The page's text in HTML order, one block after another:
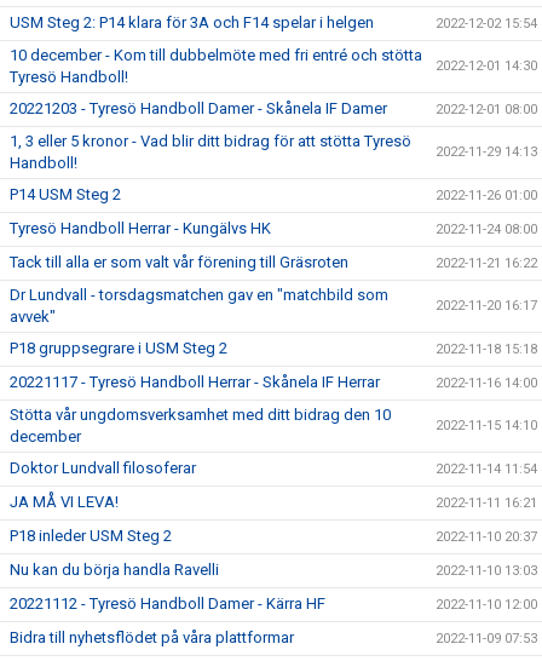
USM Steg 2: P14 klara för 3A och F14 spelar i helgen 2022-12-02 15:54
10 december - Kom till dubbelmöte med fri entré och stötta
Tyresö Handboll!
2022-12-01 14:30
20221203 - Tyresö Handboll Damer - Skånela IF Damer 2022-12-01 08:00
1, 3 eller 5 kronor - Vad blir ditt bidrag för att stötta Tyresö
Handboll!
2022-11-29 14:13
P14 USM Steg 2 2022-11-26 01:00
Tyresö Handboll Herrar - Kungälvs HK 2022-11-24 08:00
Tack till alla er som valt vår förening till Gräsroten 2022-11-21 16:22
Dr Lundvall - torsdagsmatchen gav en "matchbild som
avvek"
2022-11-20 16:17
P18 gruppsegrare i USM Steg 2 2022-11-18 15:18
20221117 - Tyresö Handboll Herrar - Skånela IF Herrar 2022-11-16 14:00
Stötta vår ungdomsverksamhet med ditt bidrag den 10
december
2022-11-15 14:10
Doktor Lundvall filosoferar 2022-11-14 11:54
JA MÅ VI LEVA! 2022-11-11 16:21
P18 inleder USM Steg 2 2022-11-10 20:37
Nu kan du börja handla Ravelli 2022-11-10 13:03
20221112 - Tyresö Handboll Damer - Kärra HF 2022-11-10 12:00
Bidra till nyhetsflödet på våra plattformar 2022-11-09 07:53